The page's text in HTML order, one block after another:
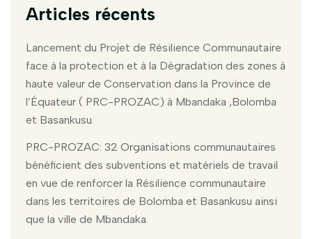
Articles récents
Lancement du Projet de Résilience Communautaire
face à la protection et à la Dégradation des zones à
haute valeur de Conservation dans la Province de
l’Équateur ( PRC-PROZAC) à Mbandaka ,Bolomba
et Basankusu.
PRC-PROZAC: 32 Organisations communautaires
bénéficient des subventions et matériels de travail
en vue de renforcer la Résilience communautaire
dans les territoires de Bolomba et Basankusu ainsi
que la ville de Mbandaka.